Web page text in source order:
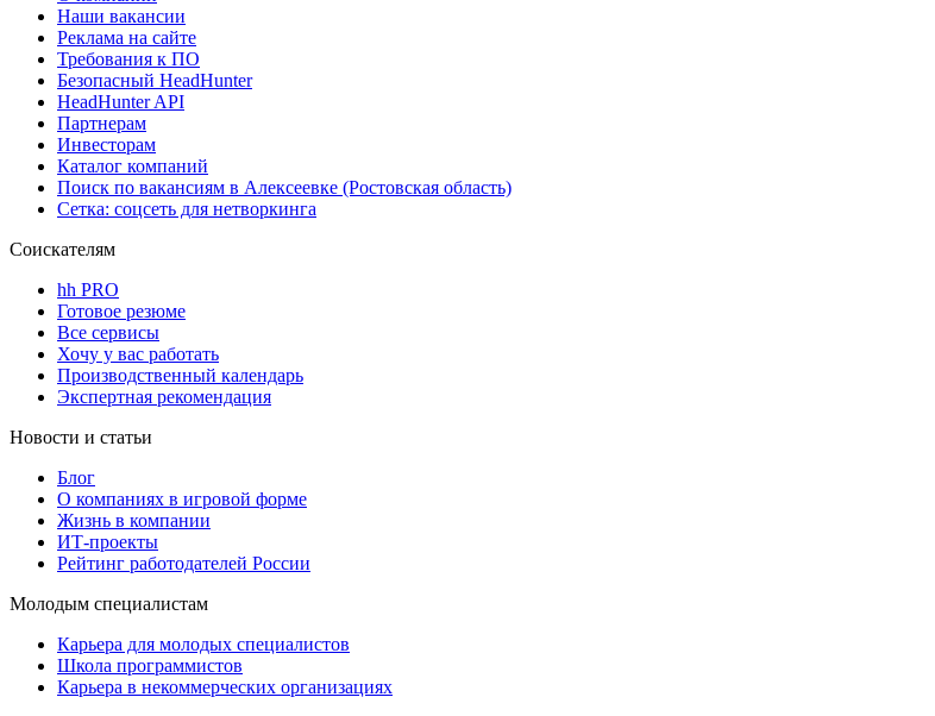
Наши вакансии
Реклама на сайте
Требования к ПО
Безопасный HeadHunter
HeadHunter API
Партнерам
Инвесторам
Каталог компаний
Поиск по вакансиям в Алексеевке (Ростовская область)
Сетка: соцсеть для нетворкинга
Соискателям
hh PRO
Готовое резюме
Все сервисы
Хочу у вас работать
Производственный календарь
Экспертная рекомендация
Новости и статьи
Блог
О компаниях в игровой форме
Жизнь в компании
ИТ-проекты
Рейтинг работодателей России
Молодым специалистам
Карьера для молодых специалистов
Школа программистов
Карьера в некоммерческих организациях